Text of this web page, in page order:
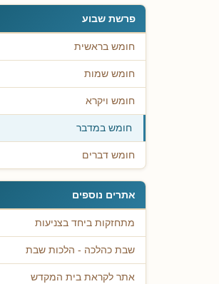
פרשת שבוע
חומש בראשית
חומש שמות
חומש ויקרא
חומש במדבר
חומש דברים
אתרים נוספים
מתחזקות ביחד בצניעות
שבת כהלכה - הלכות שבת
אתר לקראת בית המקדש